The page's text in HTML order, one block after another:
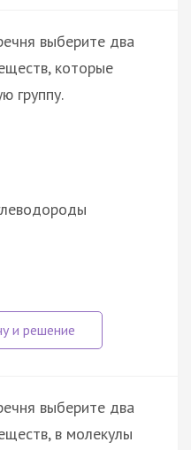
выберите два
которые
группу.
выберите два
в молекулы